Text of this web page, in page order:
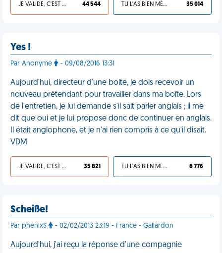
JE VALIDE, C'EST UNE VDM 44 544 TU L'AS BIEN MÉRITÉ 35 014
Yes !
Par Anonyme - 09/08/2016 13:31
Aujourd'hui, directeur d'une boite, je dois recevoir un
nouveau prétendant pour travailler dans ma boîte. Lors
de l'entretien, je lui demande s'il sait parler anglais ; il me
dit que oui et je lui propose donc de continuer en anglais.
Il était anglophone, et je n'ai rien compris à ce qu'il disait.
VDM
JE VALIDE, C'EST UNE VDM 35 821 TU L'AS BIEN MÉRITÉ 6 776
Scheiße!
Par phenixS - 02/02/2013 23:19 - France - Gallardon
Aujourd'hui, j'ai reçu la réponse d'une compagnie